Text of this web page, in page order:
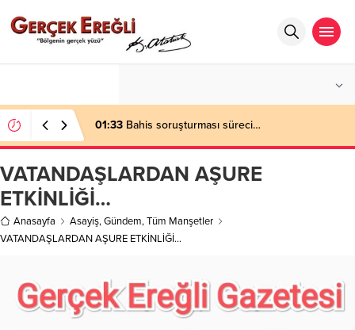
01:33 Bahis soruşturması süreci…
VATANDAŞLARDAN AŞURE
ETKİNLİĞİ…
Anasayfa Asayiş,Gündem,Tüm Manşetler
VATANDAŞLARDAN AŞURE ETKİNLİĞİ…